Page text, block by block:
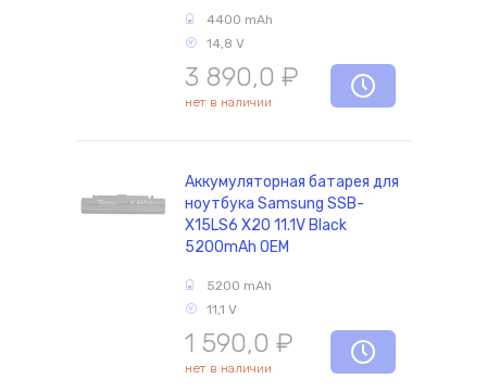
4400 mAh
14,8 V
3 890,0 ₽
нет в наличии
Аккумуляторная батарея для
ноутбука Samsung SSB-
X15LS6 X20 11.1V Black
5200mAh OEM
5200 mAh
11,1 V
1 590,0 ₽
нет в наличии